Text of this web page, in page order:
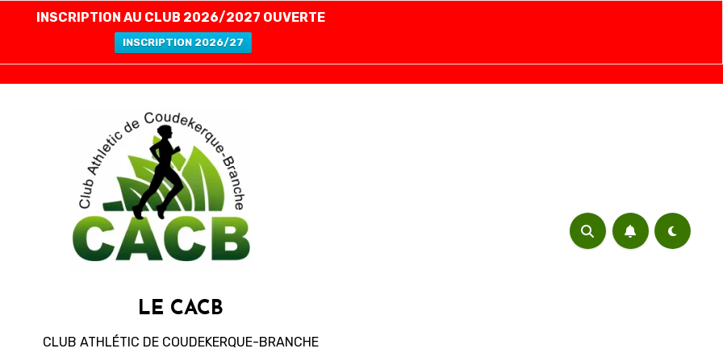
INSCRIPTION AU CLUB 2026/2027 OUVERTE
INSCRIPTION 2026/27
LE CACB
CLUB ATHLÉTIC DE COUDEKERQUE-BRANCHE